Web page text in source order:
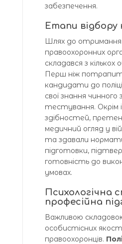
забезпечення.
Етапи відбору
Шлях до отримання
правоохоронних
складався з кількох
Перш ніж
кандидати до
свої знання
тестування. Окрім
здібностей,
медичний огляд у
та здавали
підготовки,
готовність до
умовах.
Психологічна
професійна
Важливою
особистісних
правоохоронців.